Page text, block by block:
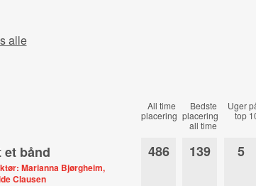
alle
All time
placering
Bedste
placering
all time
Uger
top
et bånd
Marianna Bjørgheim,
Clausen
486 139 5